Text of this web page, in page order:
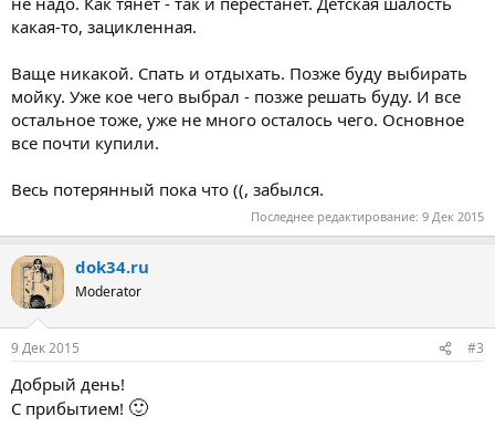
какая-то, зацикленная.
Ваще никакой. Спать и отдыхать. Позже буду выбирать
мойку. Уже кое чего выбрал - позже решать буду. И все
остальное тоже, уже не много осталось чего. Основное
все почти купили.
Весь потерянный пока что ((, забылся.
Последнее редактирование: 9 Дек 2015
dok34.ru
Moderator
9 Дек 2015 #3
Добрый день!
С прибытием! 🙂